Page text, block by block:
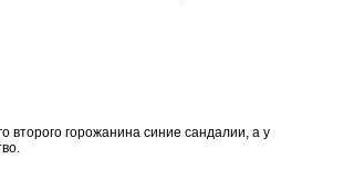
второго горожанина синие сандалии, а у